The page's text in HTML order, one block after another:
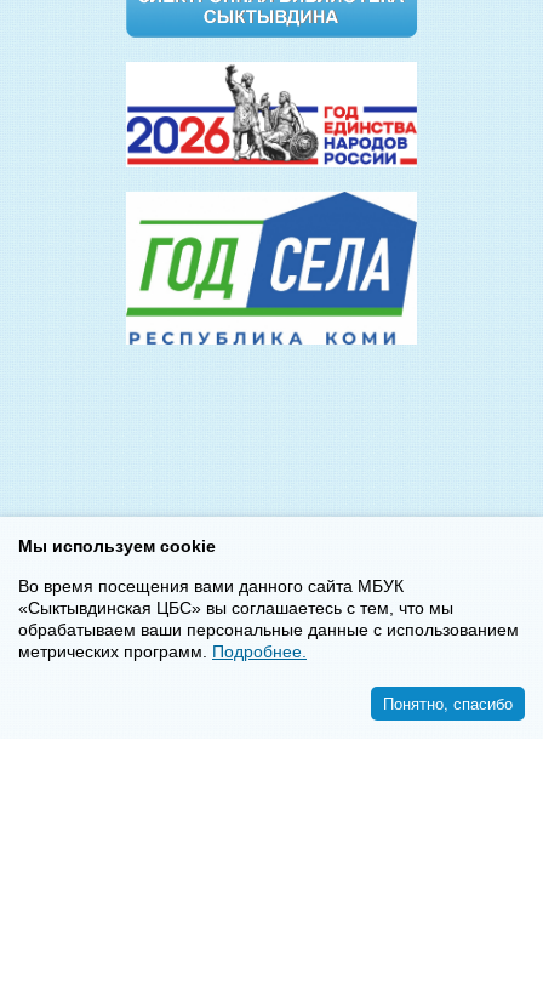
Мы используем cookie
Во время посещения вами данного сайта МБУК
«Сыктывдинская ЦБС» вы соглашаетесь с тем, что мы
обрабатываем ваши персональные данные с использованием
метрических программ. Подробнее.
Понятно, спасибо